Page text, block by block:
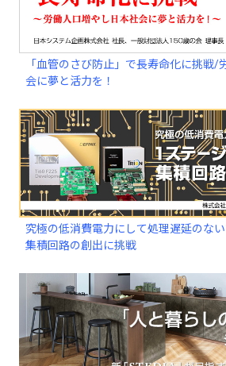
「血管のさび防止」で長寿命化に挑戦/
会に夢と活力を！
究極の低消費電力にして処理遅延のな
集積回路の創出に挑戦